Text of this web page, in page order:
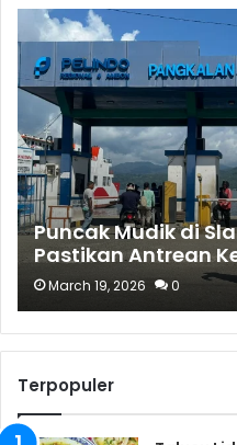
Puncak Mudik di
Pastikan Antrean
Terurai
March 19, 2026 0
Terpopuler